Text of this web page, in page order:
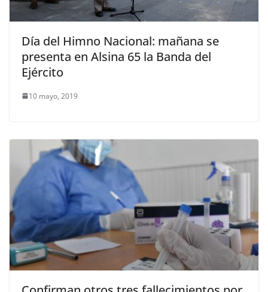
Día del Himno Nacional: mañana se
presenta en Alsina 65 la Banda del
Ejército
10 mayo, 2019